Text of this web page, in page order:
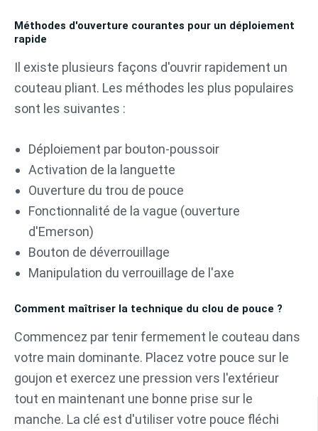
Méthodes d'ouverture courantes pour un déploiement
rapide
Il existe plusieurs façons d'ouvrir rapidement un
couteau pliant. Les méthodes les plus populaires
sont les suivantes :
Déploiement par bouton-poussoir
Activation de la languette
Ouverture du trou de pouce
Fonctionnalité de la vague (ouverture
d'Emerson)
Bouton de déverrouillage
Manipulation du verrouillage de l'axe
Comment maîtriser la technique du clou de pouce ?
Commencez par tenir fermement le couteau dans
votre main dominante. Placez votre pouce sur le
goujon et exercez une pression vers l'extérieur
tout en maintenant une bonne prise sur le
manche. La clé est d'utiliser votre pouce fléchi